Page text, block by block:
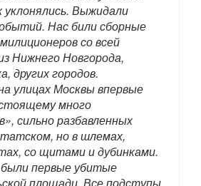
уклонялись. Выжидали
Нас били сборные
со всей
Нижнего Новгорода,
других городов.
улицах Москвы впервые
много
сильно разбавленных
но в шлемах,
со щитами и дубинками.
первые убитые